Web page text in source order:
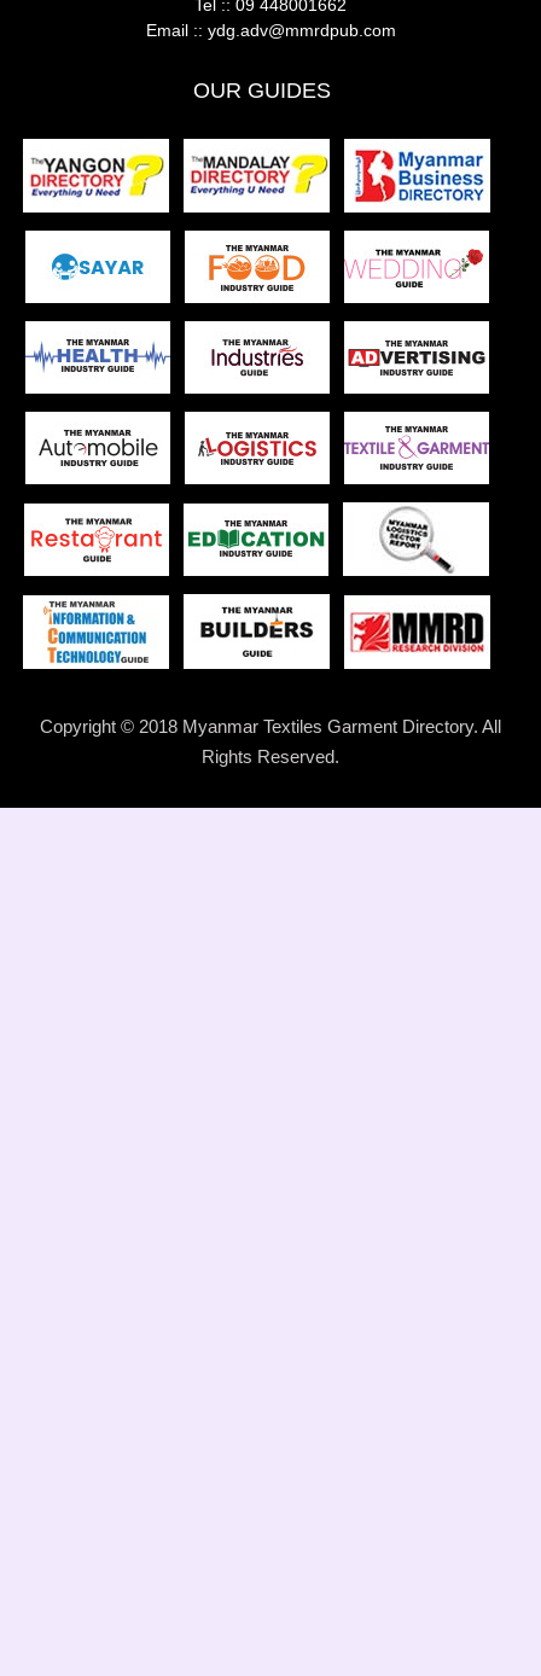
Tel :: 09 448001662
Email :: ydg.adv@mmrdpub.com
OUR GUIDES
Copyright © 2018 Myanmar Textiles Garment Directory. All
Rights Reserved.